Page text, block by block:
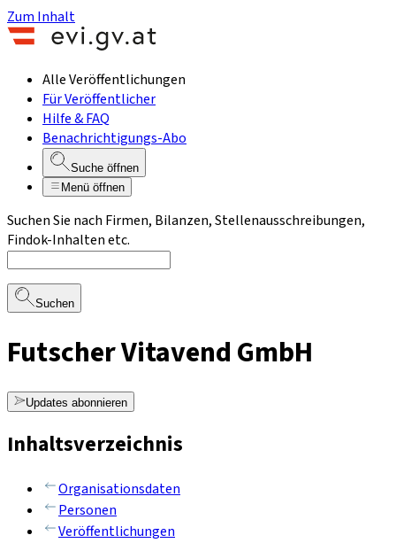
Zum Inhalt
Alle Veröffentlichungen
Für Veröffentlicher
Hilfe & FAQ
Benachrichtigungs-Abo
Suche öffnen
Menü öffnen
Suchen Sie nach Firmen, Bilanzen, Stellenausschreibungen,
Findok-Inhalten etc.
Suchen
Futscher Vitavend GmbH
Updates abonnieren
Inhaltsverzeichnis
Organisationsdaten
Personen
Veröffentlichungen